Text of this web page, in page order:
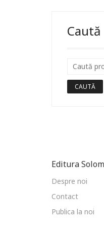
Caută
CAUTĂ
Editura
Despre noi
Contact
Publica la noi